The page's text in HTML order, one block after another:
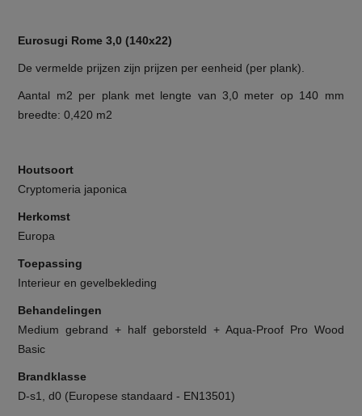
Eurosugi Rome 3,0 (140x22)
De vermelde prijzen zijn prijzen per eenheid (per plank).
Aantal m2 per plank met lengte van 3,0 meter op 140 mm
breedte: 0,420 m2
Houtsoort
Cryptomeria japonica
Herkomst
Europa
Toepassing
Interieur en gevelbekleding
Behandelingen
Medium gebrand + half geborsteld + Aqua-Proof Pro Wood
Basic
Brandklasse
D-s1, d0 (Europese standaard - EN13501)